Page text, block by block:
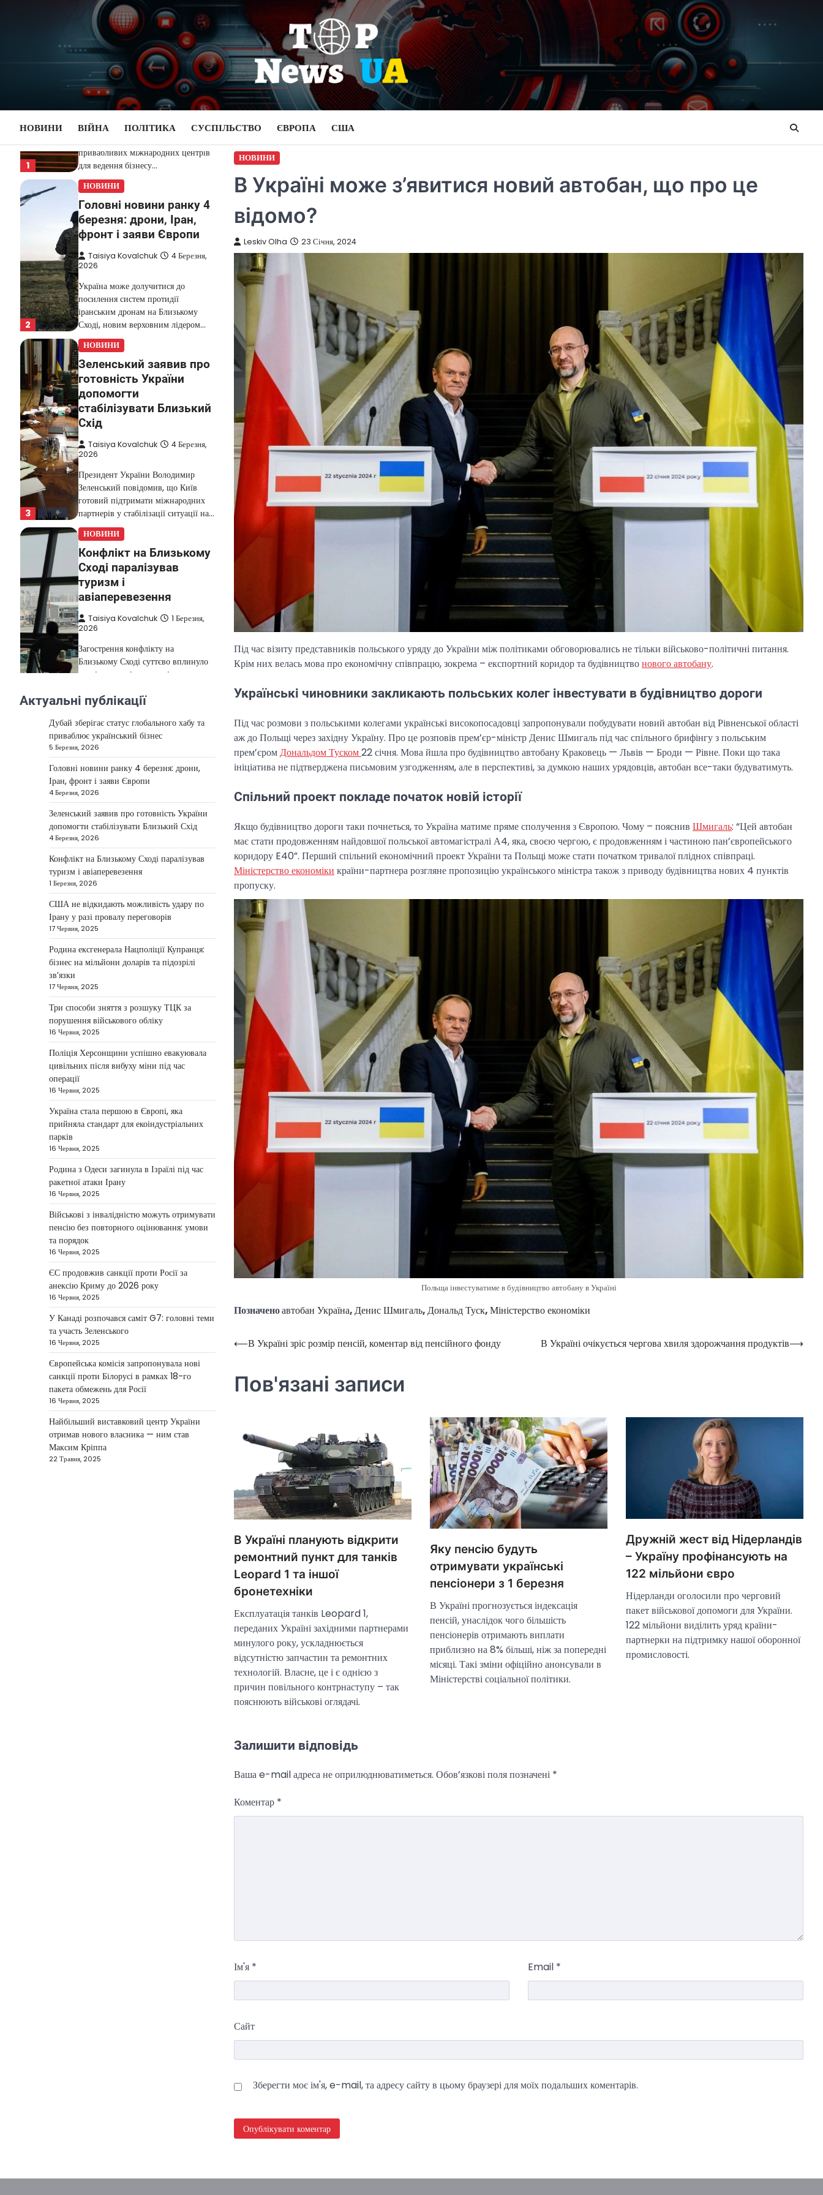
НОВИНИ ВІЙНА ПОЛІТИКА СУСПІЛЬСТВО ЄВРОПА США
НОВИНИ
В Україні може з’явитися новий автобан, що про це
відомо?
Leskiv Olha 23 Січня, 2024
Під час візиту представників польського уряду до України між політиками обговорювались не тільки військово-політичні питання.
Крім них велась мова про економічну співпрацю, зокрема – експортний коридор та будівництвонового автобану.
Українські чиновники закликають польських колег інвестувати в будівництво дороги
Під час розмови з польськими колегами українські високопосадовці запропонували побудувати новий автобан від Рівненської області
аж до Польщі через західну Україну. Про це розповів прем’єр-міністр Денис Шмигаль під час спільного брифінгу з польським
прем’єромДональдом Туском22 січня. Мова йшла про будівництво автобану Краковець — Львів — Броди — Рівне. Поки що така
ініціатива не підтверджена письмовим узгодженням, але в перспективі, за думкою наших урядовців, автобан все-таки будуватимуть.
Спільний проект покладе початок новій історії
Якщо будівництво дороги таки почнеться, то Україна матиме пряме сполучення з Європою. Чому – пояснив Шмигаль: “Цей автобан
має стати продовженням найдовшої польської автомагістралі А4, яка, своєю чергою, є продовженням і частиною пан’європейського
коридору E40”. Перший спільний економічний проект України та Польщі може стати початком тривалої пліднох співпраці.
Міністерство економіки країни-партнера розгляне пропозицію українського міністра також з приводу будівництва нових 4 пунктів
пропуску.
Польща інвестуватиме в будівництво автобану в Україні
Позначеноавтобан Україна,Денис Шмигаль,Дональд Туск,Міністерство економіки
Навігація
⟵В Україні зріс розмір пенсій, коментар від пенсійного фонду В Україні очікується чергова хвиля здорожчання продуктів⟶
Пов'язані записи
В Україні планують відкрити
ремонтний пункт для танків
Leopard 1 та іншої
бронетехніки
Експлуатація танків Leopard 1,
переданих Україні західними партнерами
минулого року, ускладнюється
відсутністю запчастин та ремонтних
технологій. Власне, це і є однією з
причин повільного контрнаступу – так
пояснюють військові оглядачі.
Яку пенсію будуть
отримувати українські
пенсіонери з 1 березня
В Україні прогнозується індексація
пенсій, унаслідок чого більшість
пенсіонерів отримають виплати
приблизно на 8% більші, ніж за попередні
місяці. Такі зміни офіційно анонсували в
Міністерстві соціальної політики.
Дружній жест від Нідерландів
– Україну профінансують на
122 мільйони євро
Нідерланди оголосили про черговий
пакет військової допомоги для України.
122 мільйони виділить уряд країни-
партнерки на підтримку нашої оборонної
промисловості.
Залишити відповідь
Ваша e-mail адреса не оприлюднюватиметься. Обов’язкові поля позначені *
Коментар *
Ім'я * Email *
Сайт
Зберегти моє ім'я, e-mail, та адресу сайту в цьому браузері для моїх подальших коментарів.
1
НОВИНИ
Дубай зберігає статус
глобального хабу та
приваблює український
бізнес
Taisiya Kovalchuk
5 Березня,
2026
утримує статус одного з найбільш
привабливих міжнародних центрів
для ведення бізнесу…
2
НОВИНИ
Головні новини ранку 4
березня: дрони, Іран,
фронт і заяви Європи
2026
посилення систем протидії
іранським дронам на Близькому
Сході, новим верховним лідером…
3
НОВИНИ
Зеленський заявив про
готовність України
допомогти
стабілізувати Близький
Схід
2026
Зеленський повідомив, що Київ
готовий підтримати міжнародних
партнерів у стабілізації ситуації на…
НОВИНИ
Конфлікт на Близькому
Сході паралізував
туризм і
авіаперевезення
2026
Близькому Сході суттєво вплинуло
на міжнародні подорожі та
США не відкидають
можливість удару по
Ірану у разі провалу
переговорів
Kolomysheva Anastasiya
Червня, 2025
У США не виключають
застосування сили проти Ірану,
якщо дипломатичні переговори не
принесуть бажаних результатів.…
НОВИНИ
Дубай зберігає статус
глобального хабу та
приваблює український
бізнес
Taisiya Kovalchuk
5 Березня,
Дубай протягом багатьох років
утримує статус одного з найбільш
привабливих міжнародних центрів
для ведення бізнесу…
НОВИНИ
Головні новини ранку 4
березня: дрони, Іран,
фронт і заяви Європи
Taisiya Kovalchuk
4 Березня,
Україна може долучитися до
посилення систем протидії
іранським дронам на Близькому
Сході, новим верховним лідером…
НОВИНИ
Зеленський заявив про
готовність України
допомогти
стабілізувати Близький
Схід
Taisiya Kovalchuk
4 Березня,
2026
Президент України Володимир
Зеленський повідомив, що Київ
готовий підтримати міжнародних
партнерів у стабілізації ситуації на…
Конфлікт на Близькому
Сході паралізував
туризм і
Актуальні публікації
Дубай зберігає статус глобального хабу та
приваблює український бізнес
5 Березня, 2026
Головні новини ранку 4 березня: дрони,
Іран, фронт і заяви Європи
4 Березня, 2026
Зеленський заявив про готовність України
допомогти стабілізувати Близький Схід
4 Березня, 2026
Конфлікт на Близькому Сході паралізував
туризм і авіаперевезення
1 Березня, 2026
США не відкидають можливість удару по
Ірану у разі провалу переговорів
17 Червня, 2025
Родина ексгенерала Нацполіції Купранця:
бізнес на мільйони доларів та підозрілі
зв’язки
17 Червня, 2025
Три способи зняття з розшуку ТЦК за
порушення військового обліку
16 Червня, 2025
Поліція Херсонщини успішно евакуювала
цивільних після вибуху міни під час
операції
16 Червня, 2025
Україна стала першою в Європі, яка
прийняла стандарт для екоіндустріальних
парків
16 Червня, 2025
Родина з Одеси загинула в Ізраїлі під час
ракетної атаки Ірану
16 Червня, 2025
Військові з інвалідністю можуть отримувати
пенсію без повторного оцінювання: умови
та порядок
16 Червня, 2025
ЄС продовжив санкції проти Росії за
анексію Криму до 2026 року
16 Червня, 2025
У Канаді розпочався саміт G7: головні теми
та участь Зеленського
16 Червня, 2025
Європейська комісія запропонувала нові
санкції проти Білорусі в рамках 18-го
пакета обмежень для Росії
16 Червня, 2025
Найбільший виставковий центр України
отримав нового власника — ним став
Максим Кріппа
22 Травня, 2025